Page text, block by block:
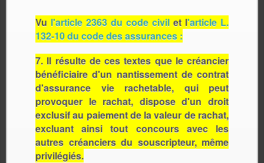
Vu l'article 2363 du code civil et l'article L.
132-10 du code des assurances :
7. Il résulte de ces textes que le créancier
bénéficiaire d'un nantissement de contrat
d'assurance vie rachetable, qui peut
provoquer le rachat, dispose d'un droit
exclusif au paiement de la valeur de rachat,
excluant ainsi tout concours avec les
autres créanciers du souscripteur, même
privilégiés.